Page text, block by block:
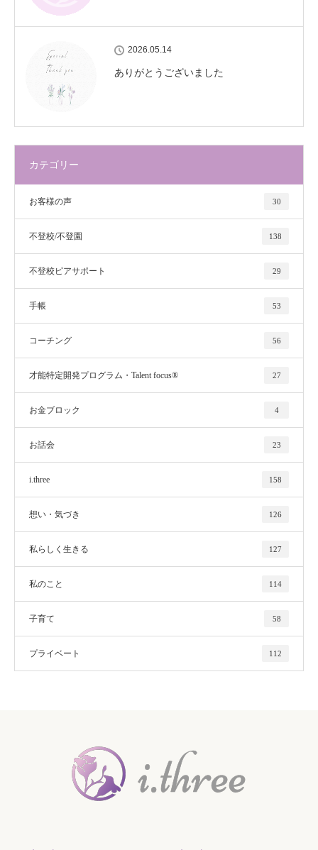
2026.05.14
ありがとうございました
カテゴリー
お客様の声 30
不登校/不登園 138
不登校ピアサポート 29
手帳 53
コーチング 56
才能特定開発プログラム・Talent focus® 27
お金ブロック 4
お話会 23
i.three 158
想い・気づき 126
私らしく生きる 127
私のこと 114
子育て 58
プライベート 112